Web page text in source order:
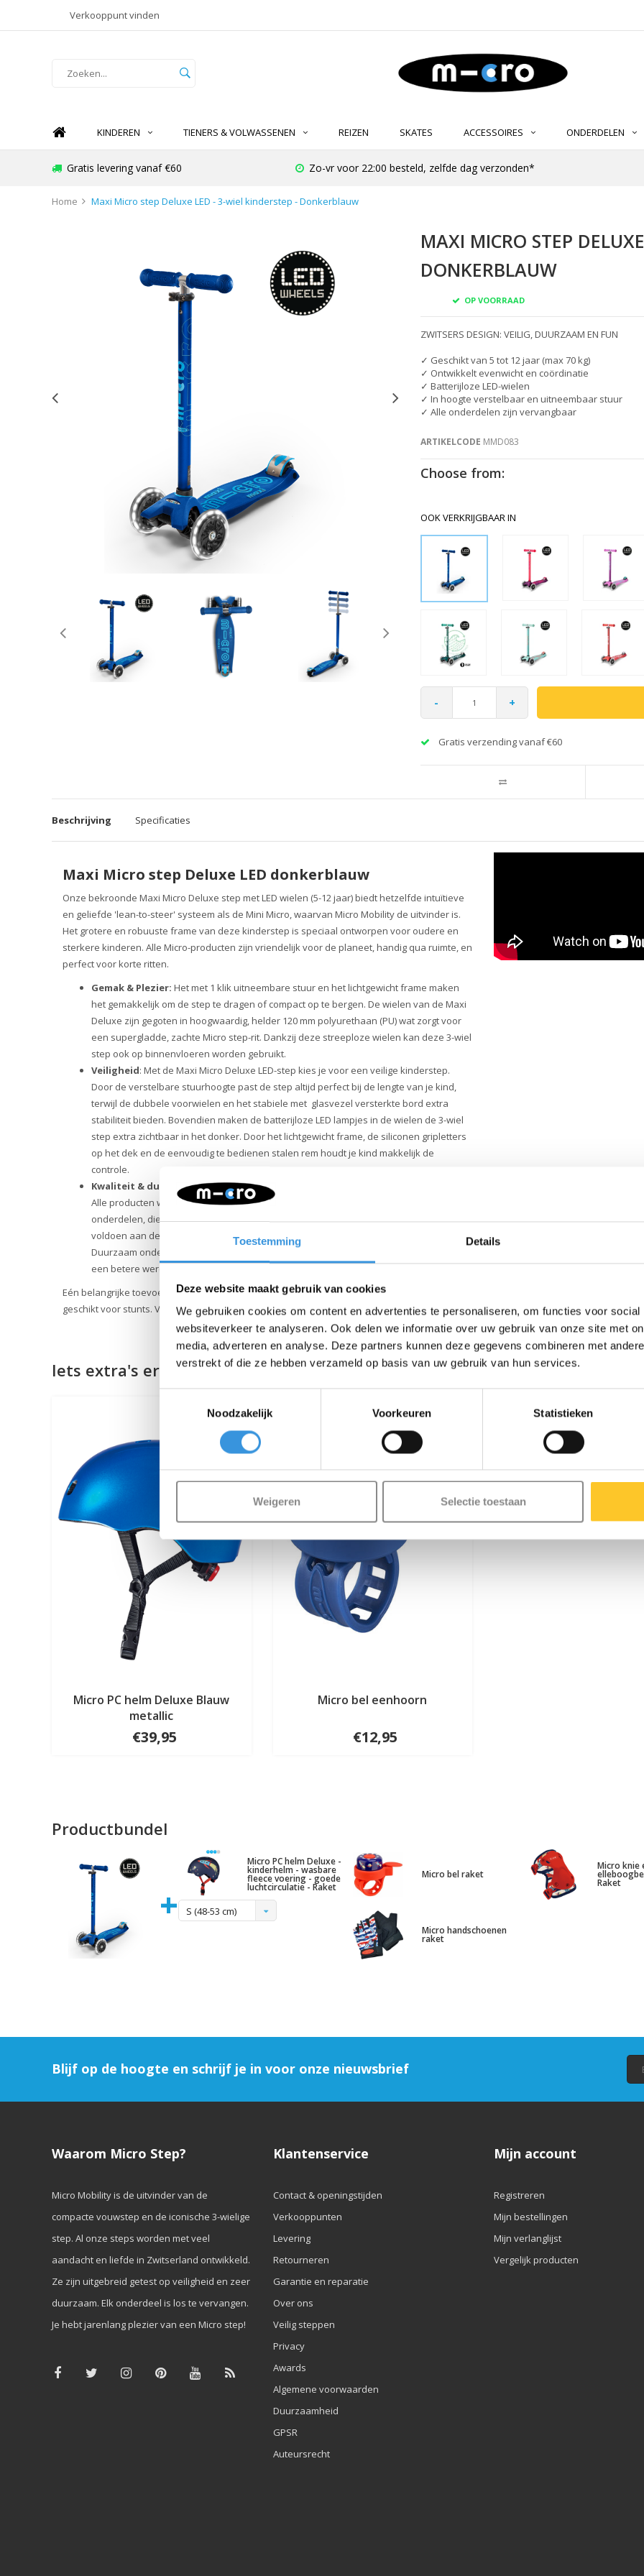
Toestemming Details
Deze website maakt gebruik van cookies
We gebruiken cookies om content en advertenties te personaliseren, om functies voor
websiteverkeer te analyseren. Ook delen we informatie over uw gebruik van onze site met
media, adverteren en analyse. Deze partners kunnen deze gegevens combineren met
verstrekt of die ze hebben verzameld op basis van uw gebruik van hun services.
Noodzakelijk
Voorkeuren Statistieken
Weigeren Selectie toestaan
Verkooppunt vinden
KINDEREN TIENERS & VOLWASSENEN REIZEN SKATES ACCESSOIRES ONDERDELEN
Gratis levering vanaf €60 Zo-vr voor 22:00 besteld, zelfde dag verzonden*
Home Maxi Micro step Deluxe LED - 3-wiel kinderstep - Donkerblauw
MAXI MICRO STEP
DONKERBLAUW
OP VOORRAAD
ZWITSERS DESIGN: VEILIG, DUURZAAM EN FUN
✓ Geschikt van 5 tot 12 jaar (max 70 kg)
✓ Ontwikkelt evenwicht en coördinatie
✓ Batterijloze LED-wielen
✓ In hoogte verstelbaar en uitneembaar stuur
✓ Alle onderdelen zijn vervangbaar
ARTIKELCODE MMD083
Choose from:
OOK VERKRIJGBAAR IN
- +
Gratis verzending vanaf €60
Beschrijving Specificaties
Maxi Micro step Deluxe LED donkerblauw
Onze bekroonde Maxi Micro Deluxe step met LED wielen (5-12 jaar) biedt hetzelfde intuïtieve
en geliefde 'lean-to-steer' systeem als de Mini Micro, waarvan Micro Mobility de uitvinder is.
Het grotere en robuuste frame van deze kinderstep is speciaal ontworpen voor oudere en
sterkere kinderen. Alle Micro-producten zijn vriendelijk voor de planeet, handig qua ruimte, en
perfect voor korte ritten.
Gemak & Plezier: Het met 1 klik uitneembare stuur en het lichtgewicht frame maken
het gemakkelijk om de step te dragen of compact op te bergen. De wielen van de Maxi
Deluxe zijn gegoten in hoogwaardig, helder 120 mm polyurethaan (PU) wat zorgt voor
een supergladde, zachte Micro step-rit. Dankzij deze streeploze wielen kan deze 3-wiel
step ook op binnenvloeren worden gebruikt.
Veiligheid: Met de Maxi Micro Deluxe LED-step kies je voor een veilige kinderstep.
Door de verstelbare stuurhoogte past de step altijd perfect bij de lengte van je kind,
terwijl de dubbele voorwielen en het stabiele met glasvezel versterkte bord extra
stabiliteit bieden. Bovendien maken de batterijloze LED lampjes in de wielen de 3-wiel
step extra zichtbaar in het donker. Door het lichtgewicht frame, de siliconen gripletters
op het dek en de eenvoudig te bedienen stalen rem houdt je kind makkelijk de
controle.
Kwaliteit & duurzaamheid:Bij Micro Mobility hechten we veel waarde aan kwaliteit.
Alle producten worden ontworpen in Zwitserland en vervaardigd met de allerbeste
onderdelen, die bovendien allemaal vervangbaar zijn. Ze zijn uitvoerig getest en
voldoen aan de hoogste normen, waardoor Micro producten jarenlang meegaan.
Duurzaam ondernemen draait niet alleen om het milieu. Micro zet zich volledig in voor
een betere wereld, met aandacht voor mens en milieu, volgens de ESG-richtlijnen.
Eén belangrijke toevoeging: hoewel de Maxi Micro step avontuur en plezier biedt, is hij niet
geschikt voor stunts. Veiligheid staat bij ons voorop.
Iets extra's erbij?
Micro PC helm Deluxe Blauw
metallic
€39,95
Micro bel eenhoorn
€12,95
Productbundel
+
Micro PC helm Deluxe -
kinderhelm - wasbare
fleece voering - goede
luchtcirculatie - Raket
S (48-53 cm)
Micro bel raket
Micro knie
Raket
Micro handschoenen
raket
Blijf op de hoogte en schrijf je in voor onze nieuwsbrief
Waarom Micro Step?
Micro Mobility is de uitvinder van de
compacte vouwstep en de iconische 3-wielige
step. Al onze steps worden met veel
aandacht en liefde in Zwitserland ontwikkeld.
Ze zijn uitgebreid getest op veiligheid en zeer
duurzaam. Elk onderdeel is los te vervangen.
Je hebt jarenlang plezier van een Micro step!
Klantenservice
Contact & openingstijden
Verkooppunten
Levering
Retourneren
Garantie en reparatie
Over ons
Veilig steppen
Privacy
Awards
Algemene voorwaarden
Duurzaamheid
GPSR
Auteursrecht
Mijn account
Registreren
Mijn bestellingen
Mijn verlanglijst
Vergelijk producten